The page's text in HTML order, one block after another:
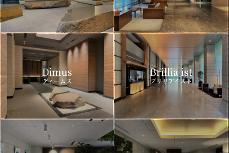
Dimus
ディームス
Brillia ist
ブリリアイスト